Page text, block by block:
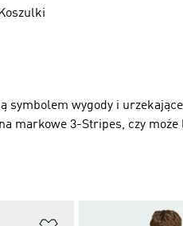
Koszulki
symbolem wygody i
markowe 3-Stripes, czy może
Dodaj do listy życzeń